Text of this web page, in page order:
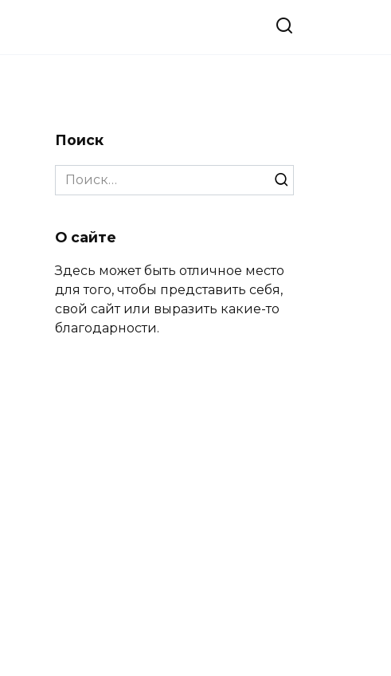
Поиск
Search
for:
О сайте
Здесь может быть отличное место
для того, чтобы представить себя,
свой сайт или выразить какие-то
благодарности.